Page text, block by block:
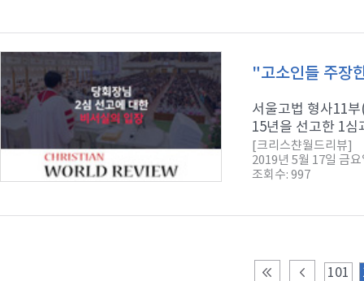
"고소인들 주장
서울고법 형사11
15년을 선고한 1심
[크리스챤월드리뷰]
2019년 5월 17일 금요
조회수: 997
101